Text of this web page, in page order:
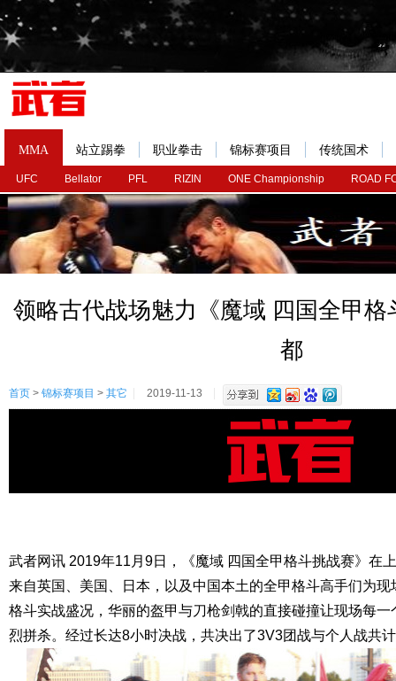
MMA
UFC Bellator PFL RIZIN ONE Championship ROAD
站立踢拳 职业拳击 锦标赛项目 传统国术
领略古代战场魅力《魔域 四国全甲格
都
首页 > 锦标赛项目 > 其它 2019-11-13
武者网讯 2019年11 月 9日，《魔域 四国全甲格斗挑战赛》在
来自英国、美国、日本，以及中国本土的全甲格斗高手们为
格斗实战盛况，华丽的盔甲与刀枪剑戟的直接碰撞让现场每
烈拼杀。经过长达8小时决战，共决出了3V3团战与个人战共计